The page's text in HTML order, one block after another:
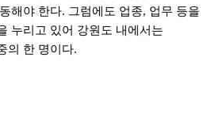
해야 한다. 그럼에도 업종, 업무 등을
누리고 있어 강원도 내에서는
의 한 명이다.